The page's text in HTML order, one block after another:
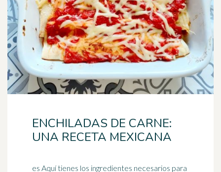
ENCHILADAS DE CARNE:
UNA RECETA MEXICANA
es Aquí tienes los ingredientes necesarios para